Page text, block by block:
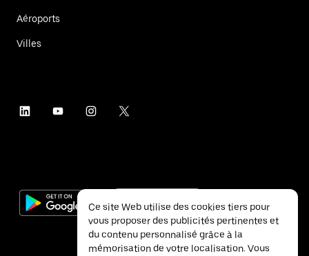
Aéroports
Villes
Ce site Web utilise des cookies tiers pour
vous proposer des publicités pertinentes et
du contenu personnalisé grâce à la
mémorisation de votre localisation. Vous